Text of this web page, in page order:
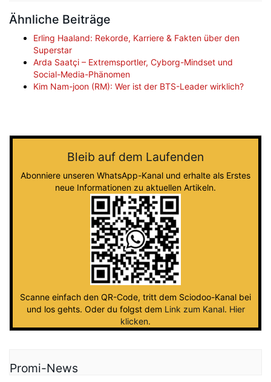
Ähnliche Beiträge
Erling Haaland: Rekorde, Karriere & Fakten über den
Superstar
Arda Saatçi – Extremsportler, Cyborg-Mindset und
Social-Media-Phänomen
Kim Nam-joon (RM): Wer ist der BTS-Leader wirklich?
Bleib auf dem Laufenden
Abonniere unseren WhatsApp-Kanal und erhalte als Erstes
neue Informationen zu aktuellen Artikeln.
Scanne einfach den QR-Code, tritt dem Sciodoo-Kanal bei
und los gehts. Oder du folgst dem Link zum Kanal. Hier
klicken.
Promi-News